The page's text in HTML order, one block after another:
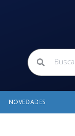
NOVEDADES